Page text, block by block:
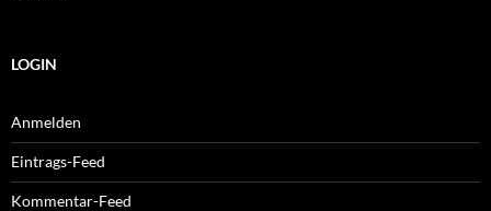
LOGIN
Anmelden
Eintrags-Feed
Kommentar-Feed